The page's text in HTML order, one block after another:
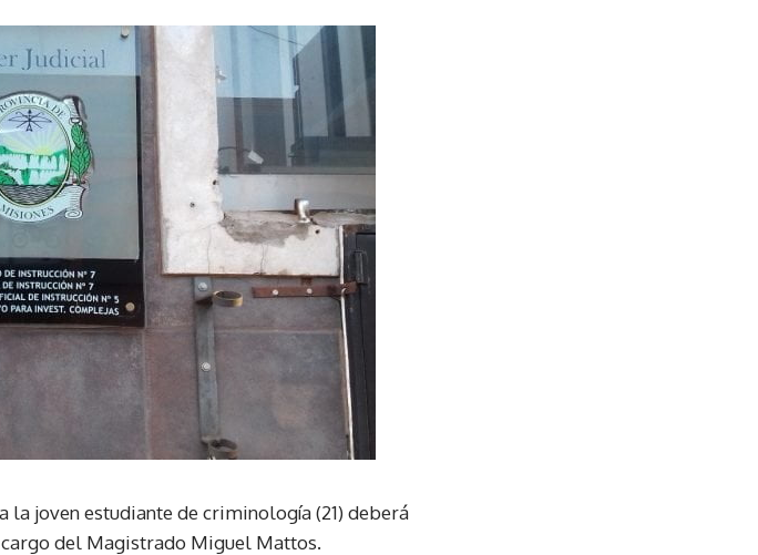
la joven estudiante de criminología (21) deberá
cargo del Magistrado Miguel Mattos.